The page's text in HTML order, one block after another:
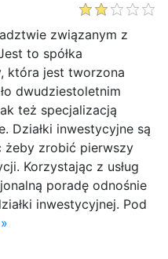
związanym z
to spółka
która jest tworzona
dwudziestoletnim
też specjalizacją
Działki inwestycyjne są
żeby zrobić pierwszy
Korzystając z usług
poradę odnośnie
inwestycyjnej. Pod